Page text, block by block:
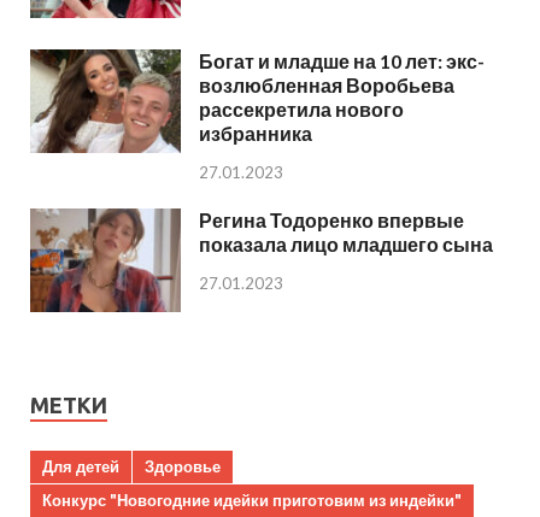
Богат и младше на 10 лет: экс-
возлюбленная Воробьева
рассекретила нового
избранника
27.01.2023
Регина Тодоренко впервые
показала лицо младшего сына
27.01.2023
МЕТКИ
Для детей
Здоровье
Конкурс "Новогодние идейки приготовим из индейки"